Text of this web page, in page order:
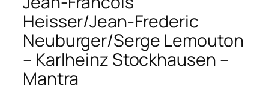
Heisser/Jean-Frederic
Neuburger/Serge Lemouton
– Karlheinz Stockhausen –
Mantra